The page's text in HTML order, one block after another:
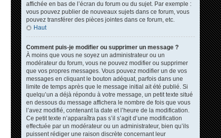
affichée en bas de l’écran du forum ou du sujet. Par exemple :
vous pouvez publier de nouveaux sujets dans ce forum, vous
pouvez transférer des pièces jointes dans ce forum, etc.
Haut
Comment puis-je modifier ou supprimer un message ?
À moins que vous ne soyez un administrateur ou un
modérateur du forum, vous ne pouvez modifier ou supprimer
que vos propres messages. Vous pouvez modifier un de vos
messages en cliquant le bouton adéquat, parfois dans une
limite de temps après que le message initial ait été publié. Si
quelqu’un a déjà répondu à votre message, un petit texte situé
en dessous du message affichera le nombre de fois que vous
l’avez modifié, contenant la date et l’heure de la modification.
Ce petit texte n’apparaîtra pas s’il s’agit d’une modification
effectuée par un modérateur ou un administrateur, bien qu’ils
puissent rédiger une raison discrète concernant leur